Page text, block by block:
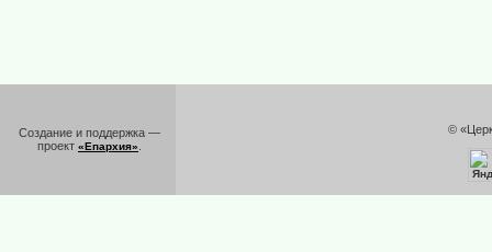
Создание и поддержка —
проект «Епархия»
©